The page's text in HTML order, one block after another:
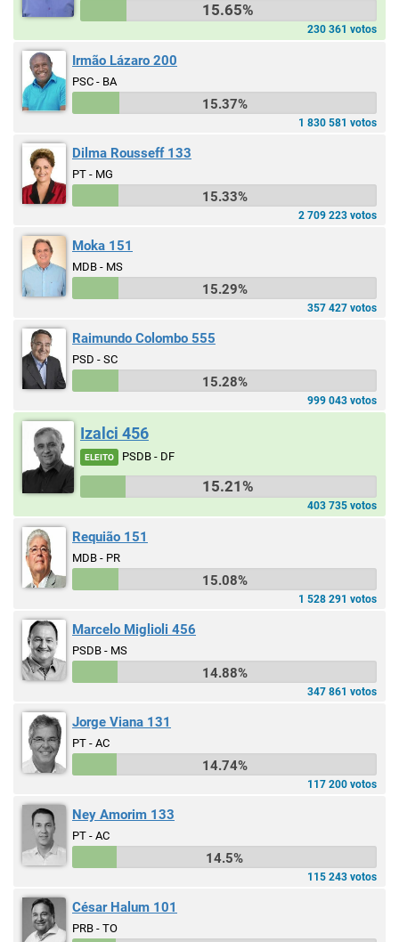
15.65%
230 361 votos
Irmão Lázaro 200
PSC - BA
15.37%
1 830 581 votos
Dilma Rousseff 133
PT - MG
15.33%
2 709 223 votos
Moka 151
MDB - MS
15.29%
357 427 votos
Raimundo Colombo 555
PSD - SC
15.28%
999 043 votos
Izalci 456
ELEITO PSDB - DF
15.21%
403 735 votos
Requião 151
MDB - PR
15.08%
1 528 291 votos
Marcelo Miglioli 456
PSDB - MS
14.88%
347 861 votos
Jorge Viana 131
PT - AC
14.74%
117 200 votos
Ney Amorim 133
PT - AC
14.5%
115 243 votos
César Halum 101
PRB - TO